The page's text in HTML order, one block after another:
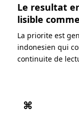
Le resultat
lisible
La priorite est
indonesien qui
continuite de
⌘